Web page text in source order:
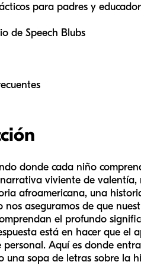
para padres y
de Speech Blubs
donde cada niño
viviente de
afroamericana, una
nos aseguramos de que
el profundo
está en hacer que
Aquí es donde
una sopa de letras sobre la